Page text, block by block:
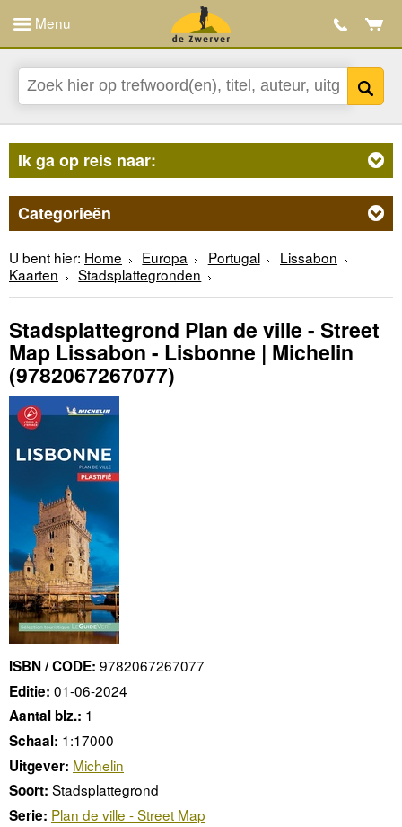
Menu
Ik ga op reis naar:
Categorieën
U bent hier: Home Europa Portugal
Lissabon
Kaarten
Stadsplattegronden
Stadsplattegrond Plan de ville - Street
Map Lissabon - Lisbonne | Michelin
(9782067267077)
ISBN / CODE: 9782067267077
Editie: 01-06-2024
Aantal blz.: 1
Schaal: 1:17000
Uitgever: Michelin
Soort: Stadsplattegrond
Serie: Plan de ville - Street Map